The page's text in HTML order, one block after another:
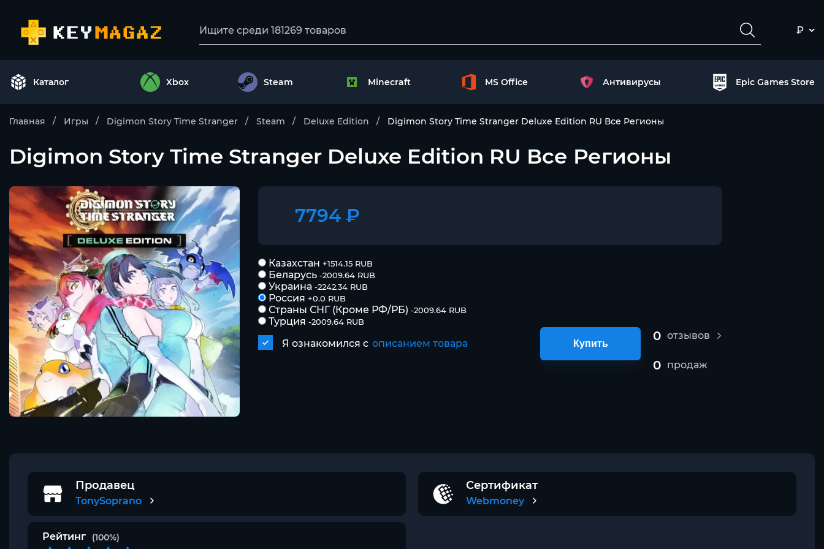
₽
Каталог Xbox Steam Minecraft MS Office Антивирусы Epic Games Store
Главная Игры Digimon Story Time Stranger Steam Deluxe Edition Digimon Story Time Stranger Deluxe Edition RU Все Регионы
Digimon Story Time Stranger Deluxe Edition RU Все Регионы
7794 ₽
Казахстан +1514.15 RUB
Беларусь -2009.64 RUB
Украина -2242.34 RUB
Россия +0.0 RUB
Страны СНГ (Кроме РФ/РБ) -2009.64 RUB
Турция -2009.64 RUB
Я ознакомился с описанием товара Купить
0 отзывов
0 продаж
Продавец
TonySoprano
Сертификат
Webmoney
Рейтинг (100%)